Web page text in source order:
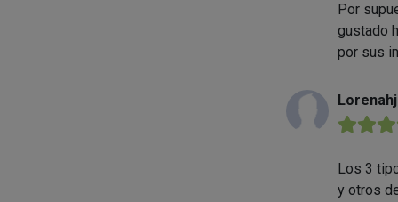
Por
gustado
por sus
Lorenahj
Los 3
y otros